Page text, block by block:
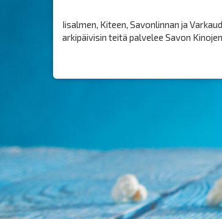
Iisalmen, Kiteen, Savonlinnan ja
arkipäivisin teitä palvelee Savon